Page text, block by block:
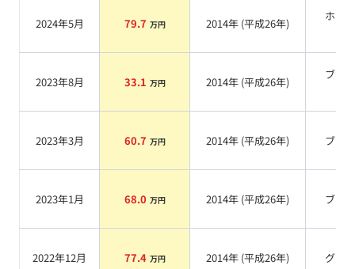
2024年5月 79.7 万円 2014年 (平成26年)
ホワ
2023年8月 33.1 万円 2014年 (平成26年)
ブラ
2023年3月 60.7 万円 2014年 (平成26年) ブルー
2023年1月 68.0 万円 2014年 (平成26年) ブルー
2022年12月 77.4 万円 2014年 (平成26年) グレー